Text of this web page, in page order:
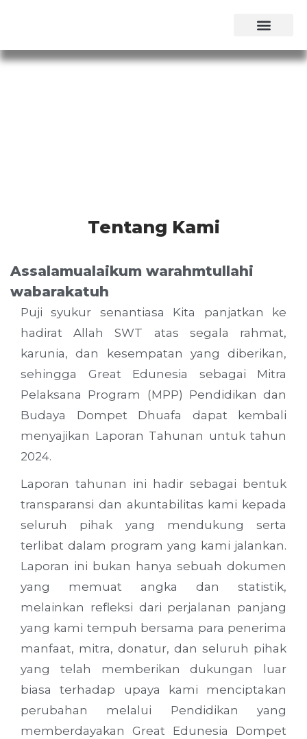
Tentang Kami
Assalamualaikum warahmtullahi
wabarakatuh
Puji syukur senantiasa Kita panjatkan ke
hadirat Allah SWT atas segala rahmat,
karunia, dan kesempatan yang diberikan,
sehingga Great Edunesia sebagai Mitra
Pelaksana Program (MPP) Pendidikan dan
Budaya Dompet Dhuafa dapat kembali
menyajikan Laporan Tahunan untuk tahun
2024.
Laporan tahunan ini hadir sebagai bentuk
transparansi dan akuntabilitas kami kepada
seluruh pihak yang mendukung serta
terlibat dalam program yang kami jalankan.
Laporan ini bukan hanya sebuah dokumen
yang memuat angka dan statistik,
melainkan refleksi dari perjalanan panjang
yang kami tempuh bersama para penerima
manfaat, mitra, donatur, dan seluruh pihak
yang telah memberikan dukungan luar
biasa terhadap upaya kami menciptakan
perubahan melalui Pendidikan yang
memberdayakan Great Edunesia Dompet